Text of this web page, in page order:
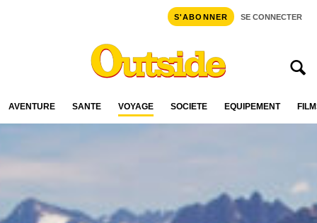
S'ABONNER SE CONNECTER
AVENTURE SANTÉ VOYAGE SOCIÉTÉ ÉQUIPEMENT